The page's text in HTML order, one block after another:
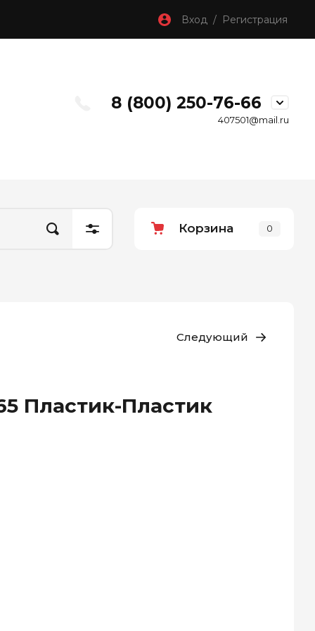
Вход / Регистрация
8 (800) 250-76-66
407501@mail.ru
Корзина 0
Следующий
Пластик-Пластик